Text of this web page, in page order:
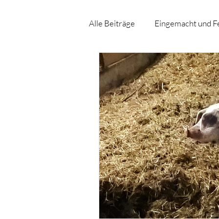
Alle Beiträge Eingemacht und
Das Beste vom Berg Mit